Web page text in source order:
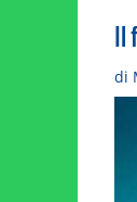
Il
di